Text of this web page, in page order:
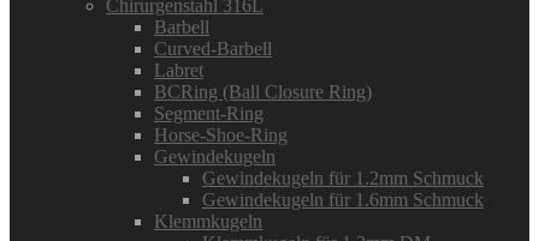
Chirurgenstahl 316L
Barbell
Curved-Barbell
Labret
BCRing (Ball Closure Ring)
Segment-Ring
Horse-Shoe-Ring
Gewindekugeln
Gewindekugeln für 1.2mm Schmuck
Gewindekugeln für 1.6mm Schmuck
Klemmkugeln